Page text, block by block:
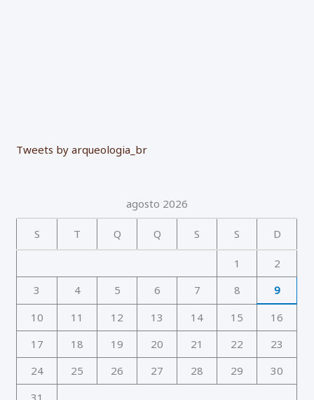
Tweets by arqueologia_br
agosto 2026
S T Q Q S S D
1
2
3
4 5 6 7 8
9
10
11 12 13 14 15
16
17
18 19 20 21 22
23
24
25 26 27 28 29
30
31